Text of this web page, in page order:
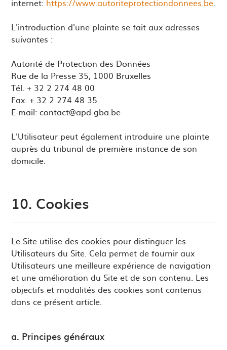
internet: https://www.autoriteprotectiondonnees.be.
L'introduction d'une plainte se fait aux adresses
suivantes :
Autorité de Protection des Données
Rue de la Presse 35, 1000 Bruxelles
Tél. + 32 2 274 48 00
Fax. + 32 2 274 48 35
E-mail:contact@apd-gba.be
L'Utilisateur peut également introduire une plainte
auprès du tribunal de première instance de son
domicile.
10. Cookies
Le Site utilise des cookies pour distinguer les
Utilisateurs du Site. Cela permet de fournir aux
Utilisateurs une meilleure expérience de navigation
et une amélioration du Site et de son contenu. Les
objectifs et modalités des cookies sont contenus
dans ce présent article.
a. Principes généraux